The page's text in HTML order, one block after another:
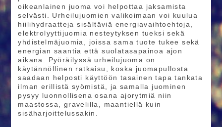
oikeanlainen juoma voi helpottaa jaksamista
selvästi. Urheilujuomien valikoimaan voi kuulua
hiilihydraatteja sisältäviä energiavaihtoehtoja,
elektrolyyttijuomia nesteytyksen tueksi sekä
yhdistelmäjuomia, joissa sama tuote tukee sekä
energian saantia että suolatasapainoa ajon
aikana. Pyöräilyssä urheilujuoma on
käytännöllinen ratkaisu, koska juomapullosta
saadaan helposti käyttöön tasainen tapa tankata
ilman erillistä syömistä, ja samalla juominen
pysyy luonnollisena osana ajorytmiä niin
maastossa, gravelilla, maantiellä kuin
sisäharjoittelussakin.